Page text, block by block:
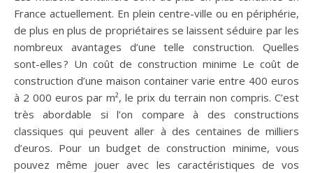
France actuellement. En plein centre-ville ou en périphérie,
de plus en plus de propriétaires se laissent séduire par les
nombreux avantages d’une telle construction. Quelles
sont-elles ? Un coût de construction minime Le coût de
construction d’une maison container varie entre 400 euros
à 2 000 euros par m², le prix du terrain non compris. C’est
très abordable si l’on compare à des constructions
classiques qui peuvent aller à des centaines de milliers
d’euros. Pour un budget de construction minime, vous
pouvez même jouer avec les caractéristiques de vos